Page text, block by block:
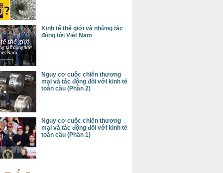
Kinh tế thế giới và những tác
động tới Việt Nam
Nguy cơ cuộc chiến thương
mại và tác động đối với kinh tế
toàn cầu (Phần 2)
Nguy cơ cuộc chiến thương
mại và tác động đối với kinh tế
toàn cầu (Phần 1)